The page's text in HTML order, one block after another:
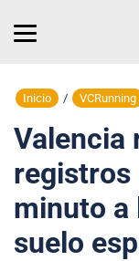
Inicio / VCRunning
Valencia
registros
minuto a
suelo